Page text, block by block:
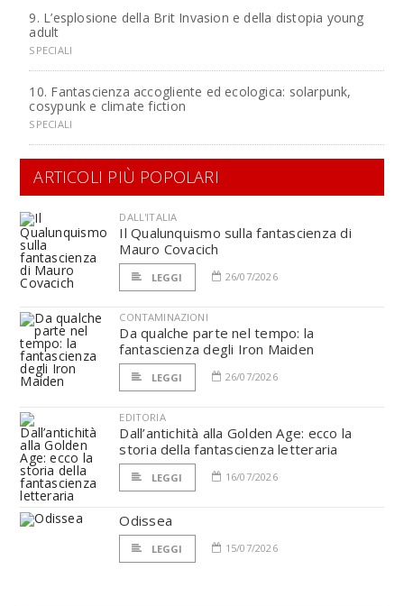
9. L’esplosione della Brit Invasion e della distopia young
adult
SPECIALI
10. Fantascienza accogliente ed ecologica: solarpunk,
cosypunk e climate fiction
SPECIALI
ARTICOLI PIÙ POPOLARI
DALL'ITALIA
Il Qualunquismo sulla fantascienza di
Mauro Covacich
LEGGI 26/07/2026
CONTAMINAZIONI
Da qualche parte nel tempo: la
fantascienza degli Iron Maiden
LEGGI 26/07/2026
EDITORIA
Dall’antichità alla Golden Age: ecco la
storia della fantascienza letteraria
LEGGI 16/07/2026
Odissea
LEGGI 15/07/2026